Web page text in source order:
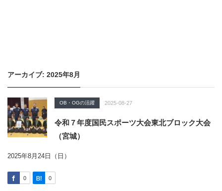
アーカイブ: 2025年8月
OB・OGの活躍 2025-08-27
令和７年度国民スポーツ大会東北ブロック大会
（宮城）
2025年8月24日（日）
0 0